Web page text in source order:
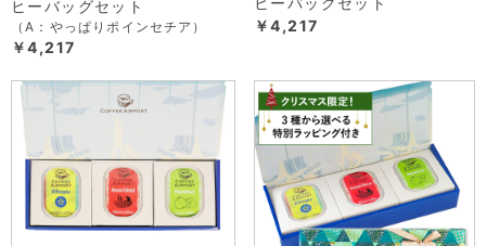
ヒーバッグセット
（A：やっぱりポインセチア）
￥4,217
￥4,217